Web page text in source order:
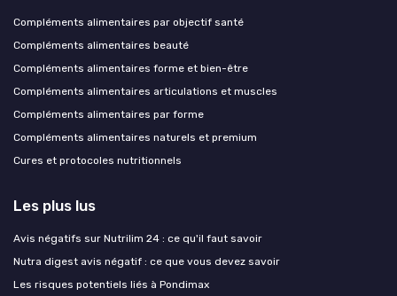
Compléments alimentaires par objectif santé
Compléments alimentaires beauté
Compléments alimentaires forme et bien-être
Compléments alimentaires articulations et muscles
Compléments alimentaires par forme
Compléments alimentaires naturels et premium
Cures et protocoles nutritionnels
Les plus lus
Avis négatifs sur Nutrilim 24 : ce qu'il faut savoir
Nutra digest avis négatif : ce que vous devez savoir
Les risques potentiels liés à Pondimax